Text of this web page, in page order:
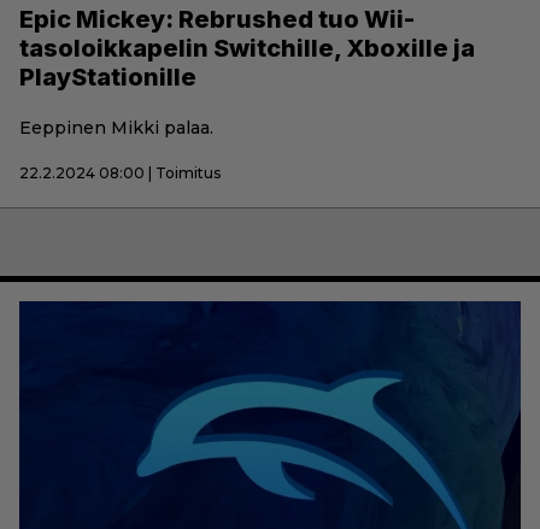
Epic Mickey: Rebrushed tuo Wii-
tasoloikkapelin Switchille, Xboxille ja
PlayStationille
Eeppinen Mikki palaa.
22.2.2024 08:00 | Toimitus